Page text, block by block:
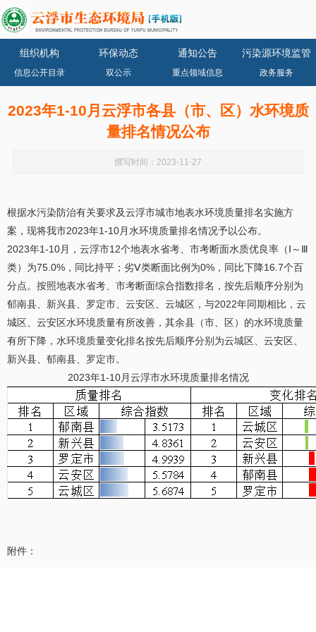
组织机构 环保动态 通知公告 污染源环境监管
信息公开目录 双公示 重点领域信息 政务服务
2023年1-10月云浮市各县（市、区）水环境质
量排名情况公布
撰写时间：2023-11-27
根据水污染防治有关要求及云浮市城市地表水环境质量排名实施方
案，现将我市2023年1-10月水环境质量排名情况予以公布。
2023年1-10月，云浮市12个地表水省考、市考断面水质优良率（Ⅰ～Ⅲ
类）为75.0%，同比持平；劣Ⅴ类断面比例为0%，同比下降16.7个百
分点。按照地表水省考、市考断面综合指数排名，按先后顺序分别为
郁南县、新兴县、罗定市、云安区、云城区，与2022年同期相比，云
城区、云安区水环境质量有所改善，其余县（市、区）的水环境质量
有所下降，水环境质量变化排名按先后顺序分别为云城区、云安区、
新兴县、郁南县、罗定市。
2023年1-10月云浮市水环境质量排名情况
附件：